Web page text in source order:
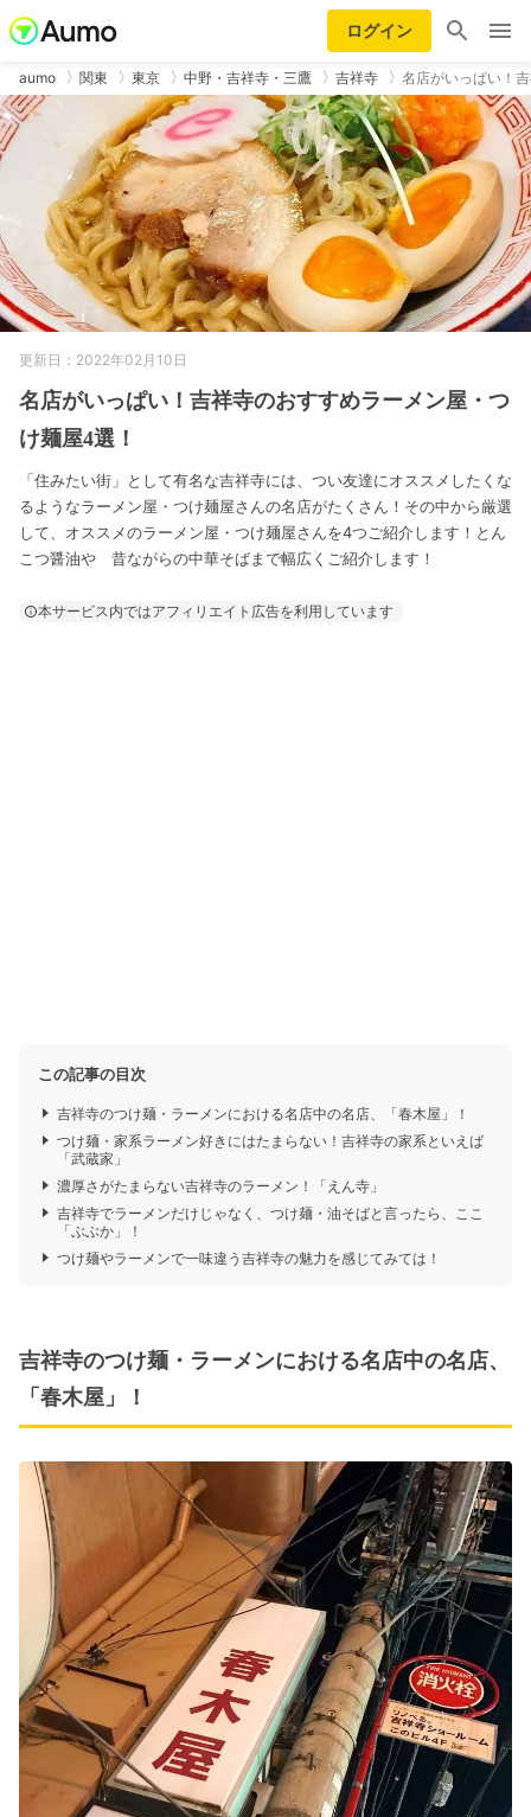
ログイン
aumo 関東 東京 中野・吉祥寺・三鷹 吉祥寺 名店がいっぱい！
更新日：2022年02月10日
名店がいっぱい！吉祥寺のおすすめラーメン屋・つ
け麺屋4選！
「住みたい街」として有名な吉祥寺には、つい友達にオススメしたくな
るようなラーメン屋・つけ麺屋さんの名店がたくさん！その中から厳選
して、オススメのラーメン屋・つけ麺屋さんを4つご紹介します！とん
こつ醤油や 昔ながらの中華そばまで幅広くご紹介します！
本サービス内ではアフィリエイト広告を利用しています
この記事の目次
吉祥寺のつけ麺・ラーメンにおける名店中の名店、「春木屋」！
つけ麺・家系ラーメン好きにはたまらない！吉祥寺の家系といえば
「武蔵家」
濃厚さがたまらない吉祥寺のラーメン！「えん寺」
吉祥寺でラーメンだけじゃなく、つけ麺・油そばと言ったら、ここ
「ぶぶか」！
つけ麺やラーメンで一味違う吉祥寺の魅力を感じてみては！
吉祥寺のつけ麺・ラーメンにおける名店中の名店、
「春木屋」！